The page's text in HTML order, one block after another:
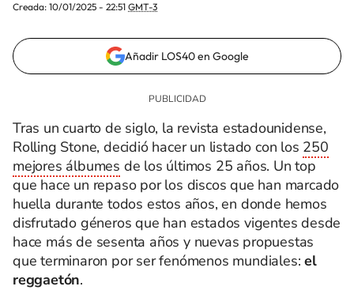
Creada: 10/01/2025 - 22:51 GMT-3
Añadir LOS40 en Google
Tras un cuarto de siglo, la revista estadounidense,
Rolling Stone, decidió hacer un listado con los 250
mejores álbumes de los últimos 25 años. Un top
que hace un repaso por los discos que han marcado
huella durante todos estos años, en donde hemos
disfrutado géneros que han estados vigentes desde
hace más de sesenta años y nuevas propuestas
que terminaron por ser fenómenos mundiales:el
reggaetón.